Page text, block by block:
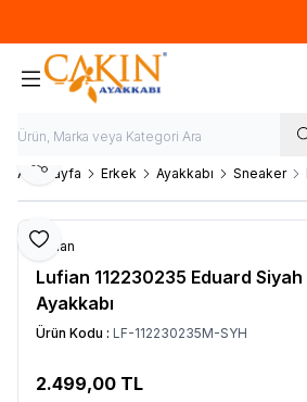
Ana Sayfa Erkek Ayakkabı Sneaker
Favoriye Ekle
Paylaş
Lufian
Lufian 112230235 Eduard
Ayakkabı
Ürün Kodu : LF-112230235M-SYH
2.499,00 TL